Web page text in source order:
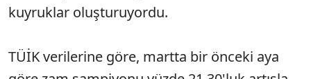
kuyruklar oluşturuyordu.
TÜİK verilerine göre, martta bir önceki aya